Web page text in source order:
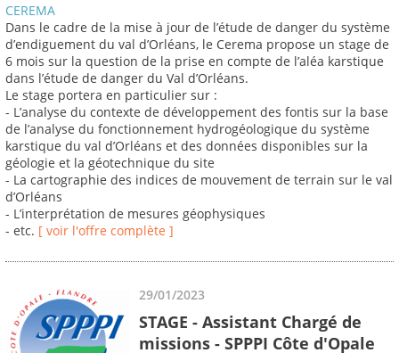
CEREMA
Dans le cadre de la mise à jour de l’étude de danger du système
d’endiguement du val d’Orléans, le Cerema propose un stage de
6 mois sur la question de la prise en compte de l’aléa karstique
dans l’étude de danger du Val d’Orléans.
Le stage portera en particulier sur :
- L’analyse du contexte de développement des fontis sur la base
de l’analyse du fonctionnement hydrogéologique du système
karstique du val d’Orléans et des données disponibles sur la
géologie et la géotechnique du site
- La cartographie des indices de mouvement de terrain sur le val
d’Orléans
- L’interprétation de mesures géophysiques
- etc. [ voir l'offre complète ]
29/01/2023
STAGE - Assistant Chargé de
missions - SPPPI Côte d'Opale